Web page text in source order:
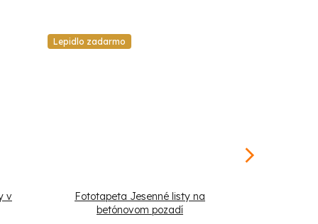
v
Lepidlo zadarmo
Fototapeta Jesenné listy na
betónovom pozadí